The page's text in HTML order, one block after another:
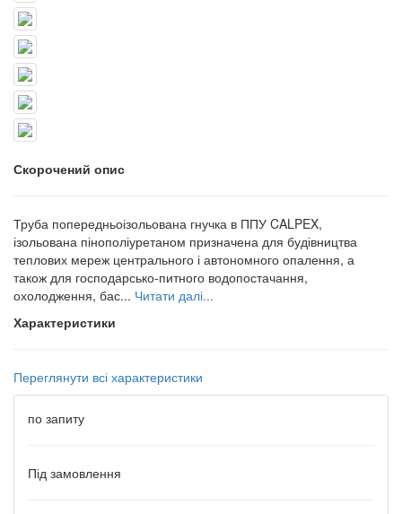
Скорочений опис
Труба попередньоізольована гнучка в ППУ CALPEX,
ізольована пінополіуретаном призначена для будівництва
теплових мереж центрального і автономного опалення, а
також для господарсько-питного водопостачання,
охолодження, бас... Читати далі...
Характеристики
Переглянути всі характеристики
по запиту
Під замовлення